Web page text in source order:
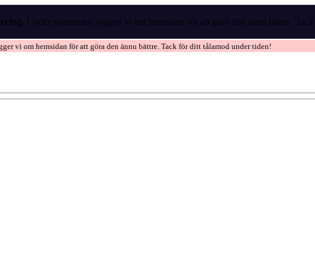
Under sommaren bygger vi om hemsidan för att göra den ännu bättre.
vi om hemsidan för att göra den ännu bättre. Tack för ditt tålamod under tiden!